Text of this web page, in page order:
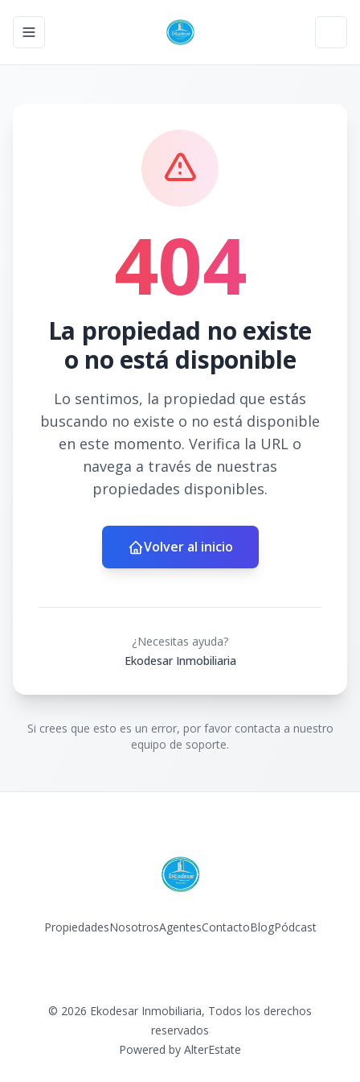
Toggle navigation menu
404
La propiedad no existe
o no está disponible
Lo sentimos, la propiedad que estás
buscando no existe o no está disponible
en este momento. Verifica la URL o
navega a través de nuestras
propiedades disponibles.
Volver al inicio
¿Necesitas ayuda?
Ekodesar Inmobiliaria
Si crees que esto es un error, por favor contacta a nuestro
equipo de soporte.
PropiedadesNosotrosAgentesContactoBlogPódcast
© 2026 Ekodesar Inmobiliaria, Todos los derechos
reservados
Powered by AlterEstate